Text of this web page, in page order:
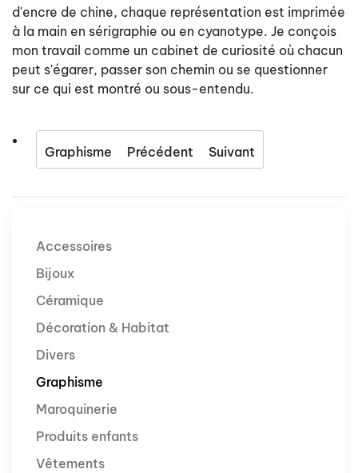
d'encre de chine, chaque représentation est imprimée
à la main en sérigraphie ou en cyanotype. Je conçois
mon travail comme un cabinet de curiosité où chacun
peut s'égarer, passer son chemin ou se questionner
sur ce qui est montré ou sous-entendu.
Graphisme Précédent Suivant
Accessoires
Bijoux
Céramique
Décoration & Habitat
Divers
Graphisme
Maroquinerie
Produits enfants
Vêtements